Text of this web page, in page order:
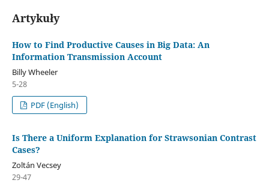
Artykuły
How to Find Productive Causes in Big Data: An
Information Transmission Account
Billy Wheeler
5-28
PDF (English)
Is There a Uniform Explanation for Strawsonian Contrast
Cases?
Zoltán Vecsey
29-47